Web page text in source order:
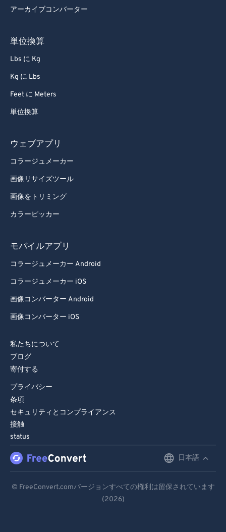
アーカイブコンバーター
単位換算
Lbs に Kg
Kg に Lbs
Feet に Meters
単位換算
ウェブアプリ
コラージュメーカー
画像リサイズツール
画像をトリミング
カラーピッカー
モバイルアプリ
コラージュメーカー Android
コラージュメーカー iOS
画像コンバーター Android
画像コンバーター iOS
私たちについて
ブログ
寄付する
プライバシー
条項
セキュリティとコンプライアンス
接触
status
日本語
Español
© FreeConvert.comバージョンすべての権利は留保されています
(2026)